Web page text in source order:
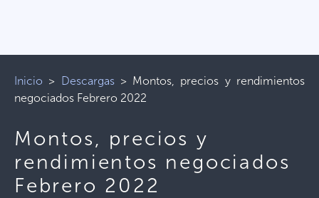
Inicio > Descargas> Montos, precios y rendimientos
negociados Febrero 2022
Montos, precios y
rendimientos negociados
Febrero 2022